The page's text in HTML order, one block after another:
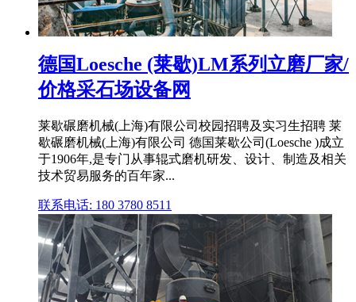
德国Loesche (莱歇)LM系列立磨厂家/
价格采石场设备网
莱歇碾磨机械(上海)有限公司校园招聘及实习生招聘 莱
歇碾磨机械(上海)有限公司 德国莱歇公司(Loesche )成立
于1906年,是专门从事辊式磨机研发、设计、制造及相关
技术贸易服务的百年家...
联系电话: 180 3780 8511